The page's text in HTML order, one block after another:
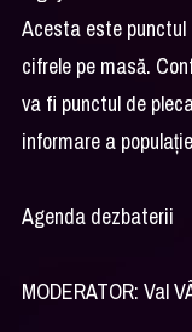
Acesta este
cifrele pe masă.
va fi punctul de
informare a
Agenda dezbaterii
MODERATOR: Val